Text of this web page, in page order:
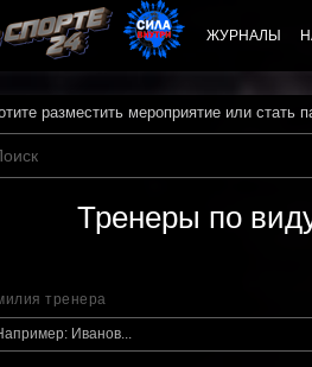
ЖУРНАЛЫ
разместить мероприятие или стать
Тренеры по
тренера